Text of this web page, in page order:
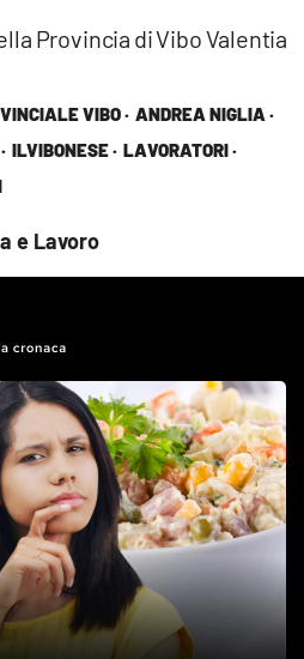
VIBO · ANDREA NIGLIA ·
ILVIBONESE · LAVORATORI ·
e Lavoro
Provincia di Vibo Valentia